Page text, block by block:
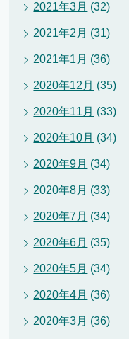
2021年3月 (32)
2021年2月 (31)
2021年1月 (36)
2020年12月 (35)
2020年11月 (33)
2020年10月 (34)
2020年9月 (34)
2020年8月 (33)
2020年7月 (34)
2020年6月 (35)
2020年5月 (34)
2020年4月 (36)
2020年3月 (36)